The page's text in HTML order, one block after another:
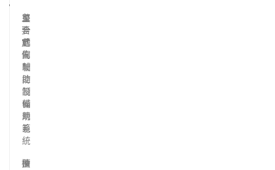
主
要
定
位
單
一
轉
向
輔
助
設
備
規
範
整
合
式
駕
駛
控
制
輔
助
系
統
操
偵
需